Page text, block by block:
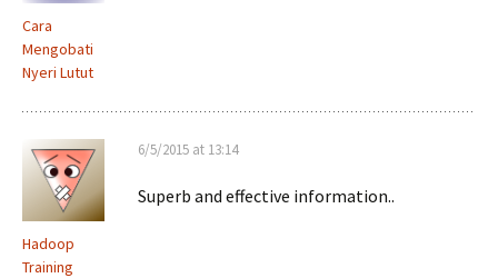
Cara
Mengobati
Nyeri Lutut
Hadoop
Training
6/5/2015 at 13:14
Superb and effective information..